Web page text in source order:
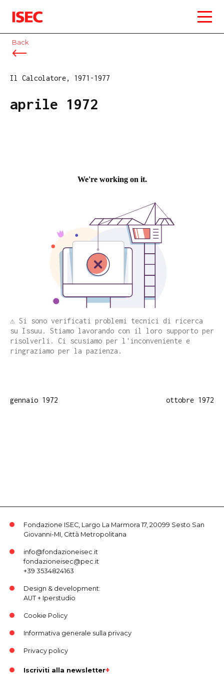
ISEC
Back
Il Calcolatore, 1971-1977
aprile 1972
⚠️ Si sono verificati problemi tecnici di ricerca
su Issuu. Stiamo lavorando con il loro supporto per
risolverli. Ci scusiamo per l'inconveniente e
ringraziamo per la pazienza.
gennaio 1972 ottobre 1972
Fondazione ISEC, Largo La Marmora 17, 20099 Sesto San
Giovanni-MI, Città Metropolitana
info@fondazioneisec.it
fondazioneisec@pec.it
+39 3534824163
Design & development:
AUT+ Iperstudio
Cookie Policy
Informativa generale sulla privacy
Privacy policy
Iscriviti alla newsletter